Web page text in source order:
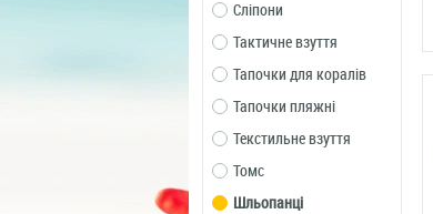
Сліпони
Тактичне взуття
Тапочки для коралів
Тапочки пляжні
Текстильне взуття
Томс
Шльопанці